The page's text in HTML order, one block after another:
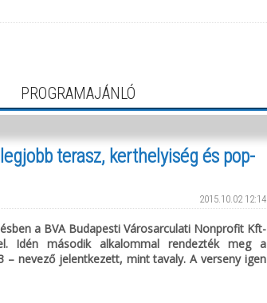
PROGRAMAJÁNLÓ
terasz, kerthelyiség és pop-
2015.10.02 12:14
a BVA Budapesti Városarculati Nonprofit Kft-
Idén második alkalommal rendezték meg a
nevező jelentkezett, mint tavaly. A verseny igen